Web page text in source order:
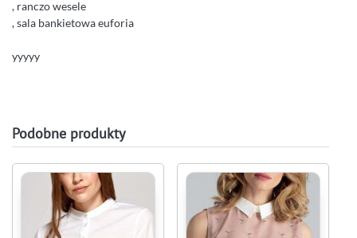
, ranczo wesele
, sala bankietowa euforia
yyyyy
Podobne produkty